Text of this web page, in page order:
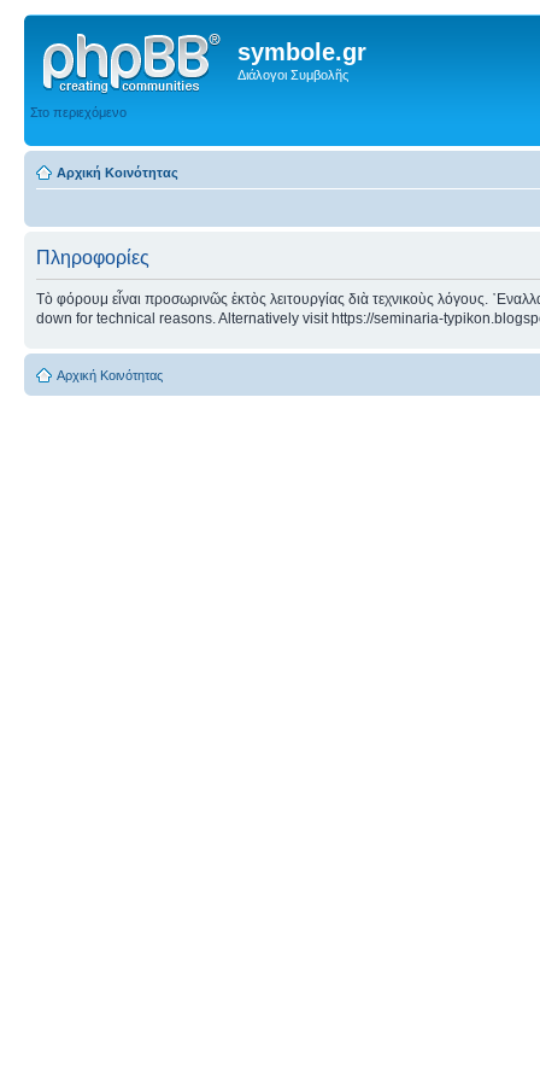
symbole.gr
Διάλογοι Συμβολῆς
Στο περιεχόμενο
Αρχική Κοινότητας
Πληροφορίες
Τὸ φόρουμ εἶναι προσωρινῶς ἐκτὸς λειτουργίας διὰ τεχνικοὺς λόγους.
down for technical reasons. Alternatively visit https://seminaria-
Αρχική Κοινότητας